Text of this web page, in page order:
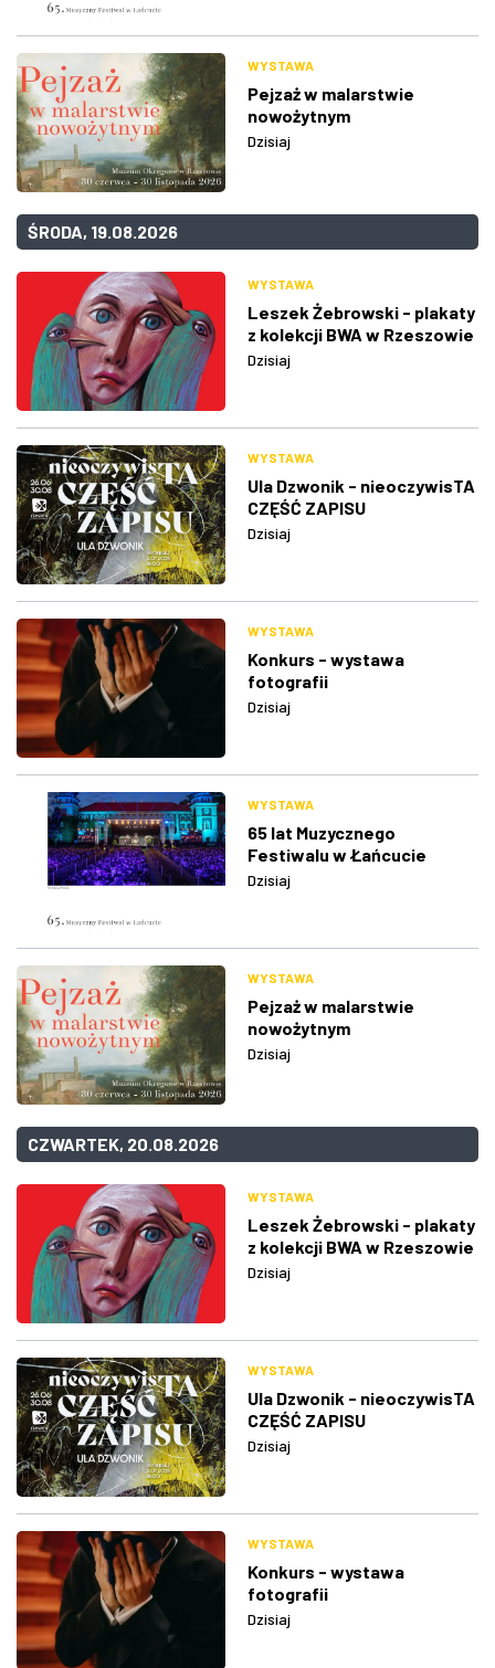
WYSTAWA
Pejzaż w malarstwie
nowożytnym
Dzisiaj
ŚRODA, 19.08.2026
WYSTAWA
Leszek Żebrowski - plakaty
z kolekcji BWA w Rzeszowie
Dzisiaj
WYSTAWA
Ula Dzwonik - nieoczywisTA
CZĘŚĆ ZAPISU
Dzisiaj
WYSTAWA
Konkurs - wystawa
fotografii
Dzisiaj
WYSTAWA
65 lat Muzycznego
Festiwalu w Łańcucie
Dzisiaj
WYSTAWA
Pejzaż w malarstwie
nowożytnym
Dzisiaj
CZWARTEK, 20.08.2026
WYSTAWA
Leszek Żebrowski - plakaty
z kolekcji BWA w Rzeszowie
Dzisiaj
WYSTAWA
Ula Dzwonik - nieoczywisTA
CZĘŚĆ ZAPISU
Dzisiaj
WYSTAWA
Konkurs - wystawa
fotografii
Dzisiaj